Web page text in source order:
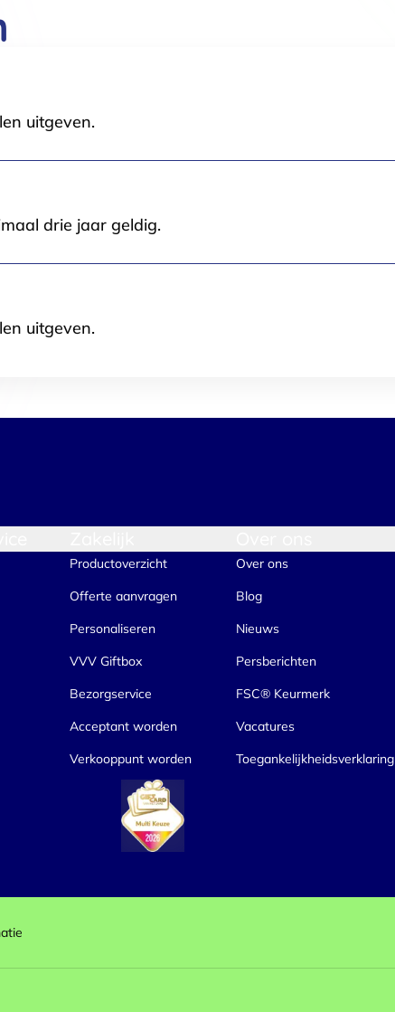
uitgeven.
drie jaar geldig.
uitgeven.
Productoverzicht
Offerte aanvragen
Personaliseren
VVV Giftbox
Bezorgservice
Acceptant worden
Verkooppunt worden
Over ons
Blog
Nieuws
Persberichten
FSC® Keurmerk
Vacatures
Toegankelijkheidsverklaring